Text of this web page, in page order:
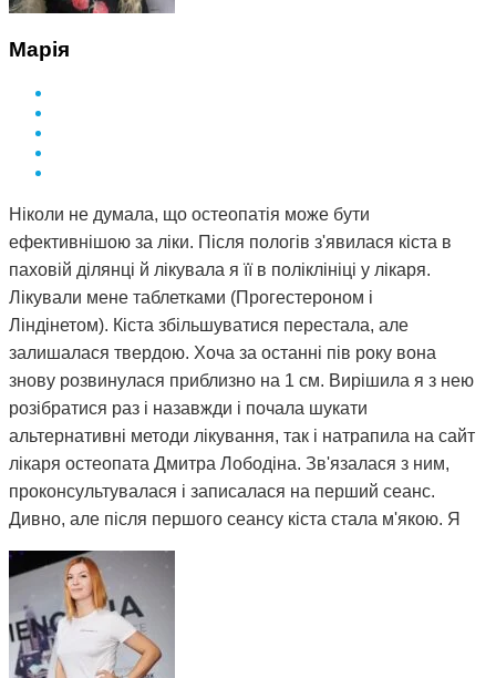
Марія
Ніколи не думала, що остеопатія може бути
ефективнішою за ліки. Після пологів з'явилася кіста в
паховій ділянці й лікувала я її в поліклініці у лікаря.
Лікували мене таблетками (Прогестероном і
Ліндінетом). Кіста збільшуватися перестала, але
залишалася твердою. Хоча за останні пів року вона
знову розвинулася приблизно на 1 см. Вирішила я з нею
розібратися раз і назавжди і почала шукати
альтернативні методи лікування, так і натрапила на сайт
лікаря остеопата Дмитра Лободіна. Зв'язалася з ним,
проконсультувалася і записалася на перший сеанс.
Дивно, але після першого сеансу кіста стала м'якою. Я
почала відвідувати сеанси за призначенням Дмитра і
через 3 місяці вона повністю розсмокталася. Як це
працює, взагалі не розумію. Те, чого ліки не змогли
зробити за півтора року, зміг зробити Дмитро і за такий
невеликий термін. Лікар у поліклініці сказав, що мені